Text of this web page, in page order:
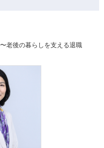
老後の暮らしを支える退職